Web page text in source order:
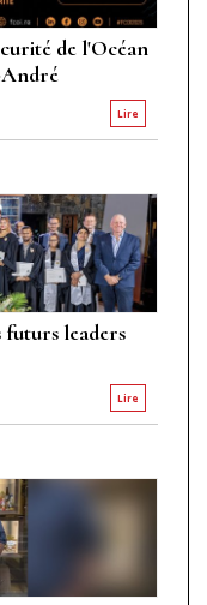
de l'Océan
André
Lire
futurs leaders
Lire